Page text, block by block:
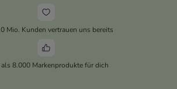
Mio. Kunden vertrauen uns bereits
als 8.000 Markenprodukte für dich